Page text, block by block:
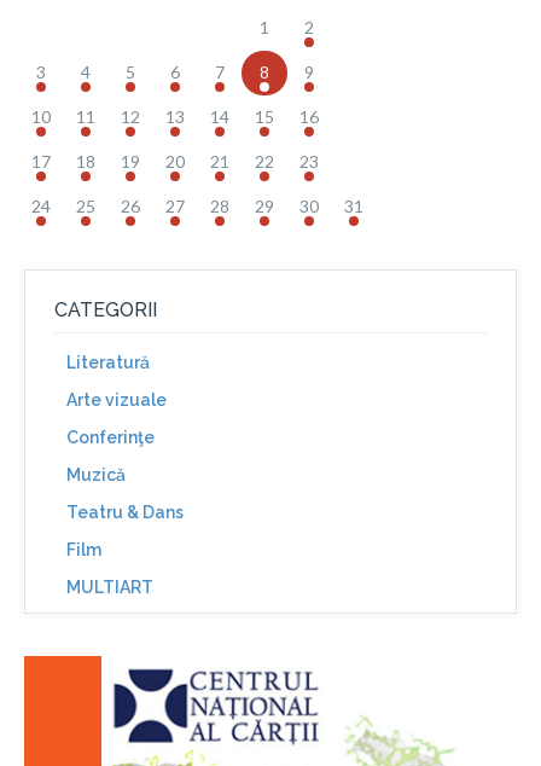
1 2
3 4 5 6 7 8 9
10 11 12 13 14 15 16
17 18 19 20 21 22 23
24 25 26 27 28 29 30 31
CATEGORII
Literatură
Arte vizuale
Conferinţe
Muzică
Teatru & Dans
Film
MULTIART